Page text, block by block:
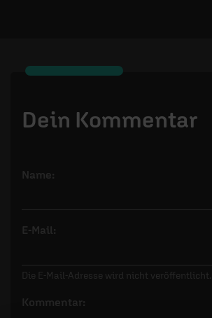
Dein Kommentar
Name:
E-Mail:
Die E-Mail-Adresse wird nicht veröffentlicht.
Kommentar: